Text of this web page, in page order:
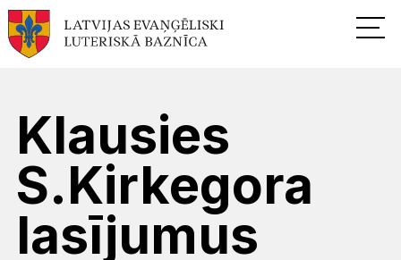
Klausies
S.Kirkegora
lasījumus